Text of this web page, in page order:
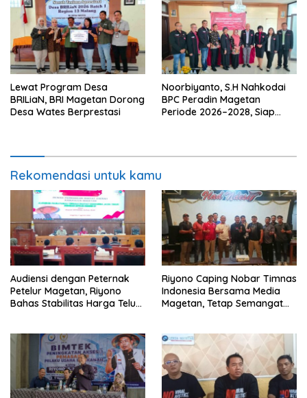
Lewat Program Desa
BRILiaN, BRI Magetan Dorong
Desa Wates Berprestasi
Noorbiyanto, S.H Nahkodai
BPC Peradin Magetan
Periode 2026–2028, Siap
Rekomendasi untuk kamu
Audiensi dengan Peternak
Petelur Magetan, Riyono
Bahas Stabilitas Harga Telur
Riyono Caping Nobar Timnas
Indonesia Bersama Media
Magetan, Tetap Semangat